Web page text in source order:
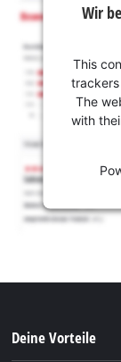
Wir
This
The
with
Deine Vorteile